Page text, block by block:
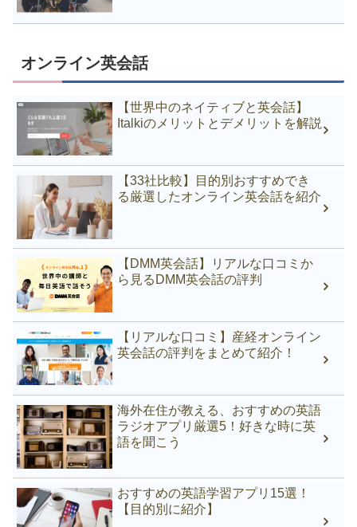
オンライン英会話
【世界中のネイティブと英会話】
Italkiのメリットとデメリットを解説
【33社比較】目的別おすすめでき
る厳選したオンライン英会話を紹介
【DMM英会話】リアルな口コミか
ら見るDMM英会話の評判
【リアルな口コミ】産経オンライン
英会話の評判をまとめて紹介！
海外在住が教える、おすすめの英語
ラジオアプリ厳選5！好きな時に英
語を聞こう
おすすめの英語学習アプリ15選！
【目的別に紹介】